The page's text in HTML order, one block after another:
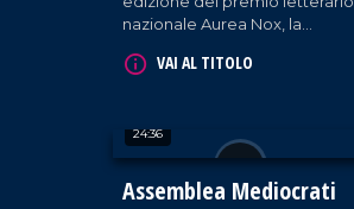
nazionale Aurea Nox, la
tenutasi a Chiaravalle Centrale
comunale e della Consulta
della Cultura.
VAI AL TITOLO
24:36
Assemblea Mediocrati